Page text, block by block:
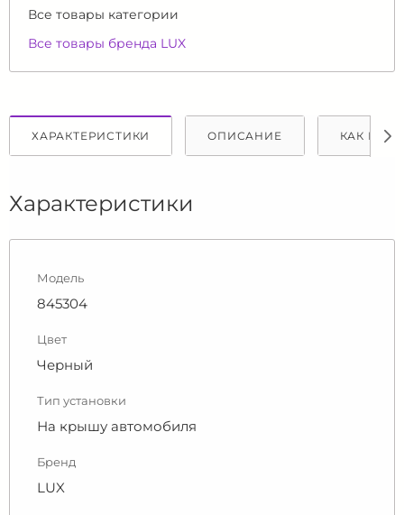
Все товары категории
Все товары бренда LUX
ХАРАКТЕРИСТИКИ ОПИСАНИЕ КАК
Характеристики
Модель
845304
Цвет
Черный
Тип установки
На крышу автомобиля
Бренд
LUX